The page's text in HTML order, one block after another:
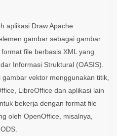
aplikasi Draw Apache
gambar sebagai gambar
file berbasis XML yang
Informasi Struktural (OASIS).
vektor menggunakan titik,
LibreOffice dan aplikasi lain
bekerja dengan format file
oleh OpenOffice, misalnya,